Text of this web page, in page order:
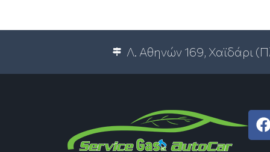
Λ. Αθηνών 169, Χαϊδάρι
F
a